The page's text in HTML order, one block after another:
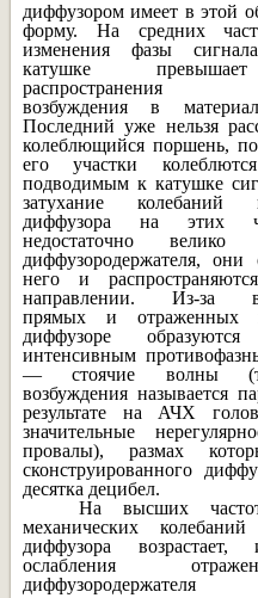
диффузором имеет в этой
форму. На средних
изменения фазы
катушке
распространения
возбуждения в
Последний уже нельзя
колеблющийся поршень,
его участки
подводимым к катушке
затухание колебаний
диффузора на этих
недостаточно
диффузородержателя, они
него и
направлении. Из-за
прямых и отраженных
диффузоре
интенсивным
— стоячие волны
возбуждения называется
результате на АЧХ
значительные
провалы), размах
сконструированного
десятка децибел.
На высших
механических
диффузора возрастает,
ослабления
диффузородержателя